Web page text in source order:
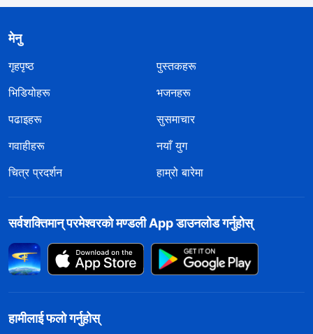
मेनु
गृहपृष्ठ
पुस्तकहरू
भिडियोहरू
भजनहरू
पढाइहरू
सुसमाचार
गवाहीहरू
नयाँ युग
चित्र प्रदर्शन
हाम्रो बारेमा
सर्वशक्तिमान्‌ परमेश्‍वरको मण्डली App डाउनलोड गर्नुहोस्
हामीलाई फलो गर्नुहोस्